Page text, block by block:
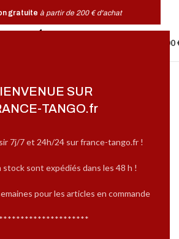
SUR
TANGO.fr
7j/7 et 24h/24 sur france-tango.fr !
stock sont expédiés dans les 48 h !
pour les articles en commande
0,00
gratuite à partir de 200 € d'achat